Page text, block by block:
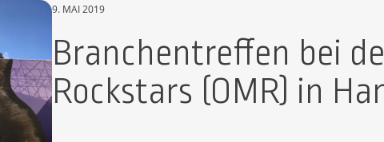
9. MAI 2019
Branchentreffen bei
Rockstars (OMR) in